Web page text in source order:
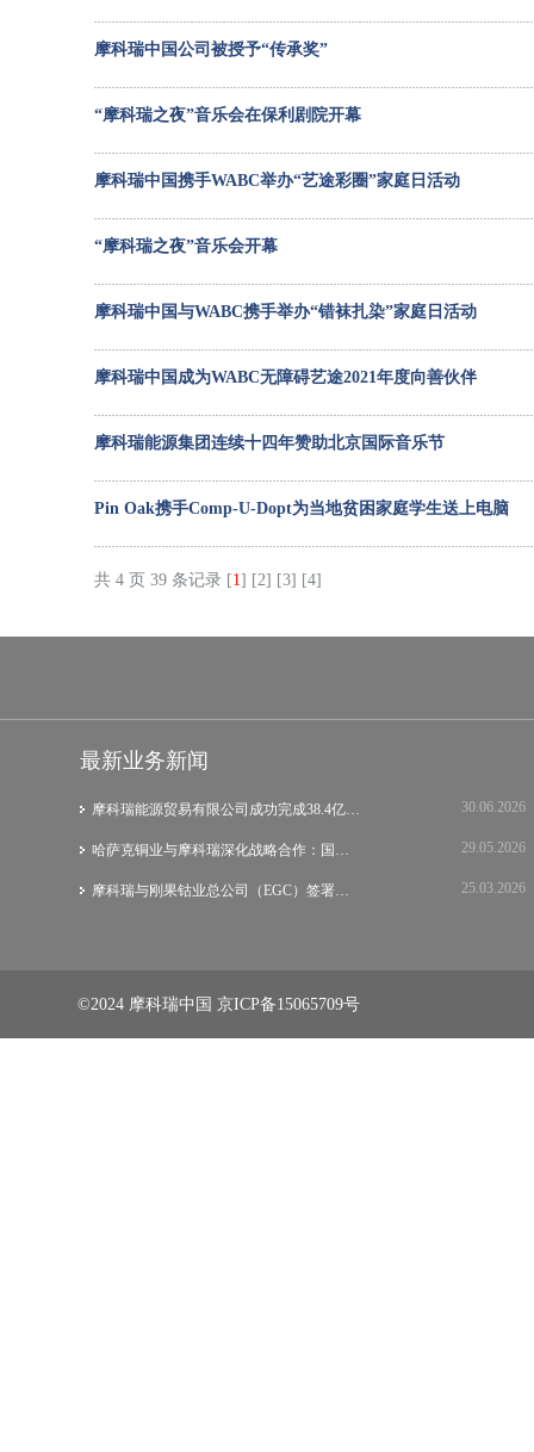
摩科瑞中国公司被授予“传承奖”
“摩科瑞之夜”音乐会在保利剧院开幕
摩科瑞中国携手WABC举办“艺途彩圈”家庭日活动
“摩科瑞之夜”音乐会开幕
摩科瑞中国与WABC携手举办“错袜扎染”家庭日活动
摩科瑞中国成为WABC无障碍艺途2021年度向善伙伴
摩科瑞能源集团连续十四年赞助北京国际音乐节
Pin Oak携手Comp-U-Dopt为当地贫困家庭学生送上电脑
共 4 页 39 条记录 [1] [2] [3] [4]
最新业务新闻
摩科瑞能源贸易有限公司成功完成38.4亿美元… 30.06.2026
哈萨克铜业与摩科瑞深化战略合作：国际集团… 29.05.2026
摩科瑞与刚果钴业总公司（EGC）签署战略谅… 25.03.2026
©2024 摩科瑞中国 京ICP备15065709号